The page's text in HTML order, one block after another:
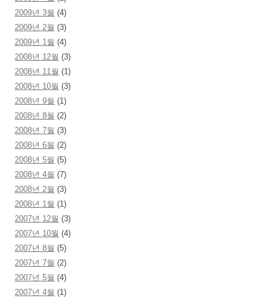
2009년 3월 (4)
2009년 2월 (3)
2009년 1월 (4)
2008년 12월 (3)
2008년 11월 (1)
2008년 10월 (3)
2008년 9월 (1)
2008년 8월 (2)
2008년 7월 (3)
2008년 6월 (2)
2008년 5월 (5)
2008년 4월 (7)
2008년 2월 (3)
2008년 1월 (1)
2007년 12월 (3)
2007년 10월 (4)
2007년 8월 (5)
2007년 7월 (2)
2007년 5월 (4)
2007년 4월 (1)